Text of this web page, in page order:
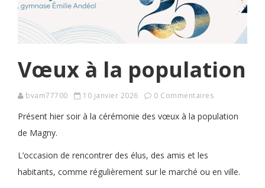
Vœux à la population
bvam77700 10 janvier 2026 0 Commentaires
Présent hier soir à la cérémonie des vœux à la population
de Magny.
L’occasion de rencontrer des élus, des amis et les
habitants, comme régulièrement sur le marché ou en ville.